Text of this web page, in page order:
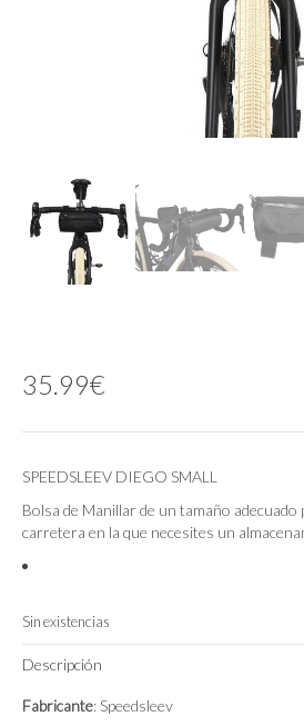
35.99€
SPEEDSLEEV DIEGO SMALL
Bolsa de Manillar de un tamaño
carretera en la que necesites un
Sin existencias
Descripción
Fabricante: Speedsleev